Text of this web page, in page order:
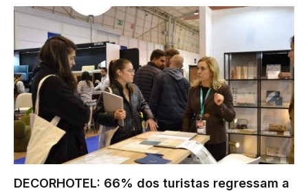
DECORHOTEL: 66% dos turistas regressam a